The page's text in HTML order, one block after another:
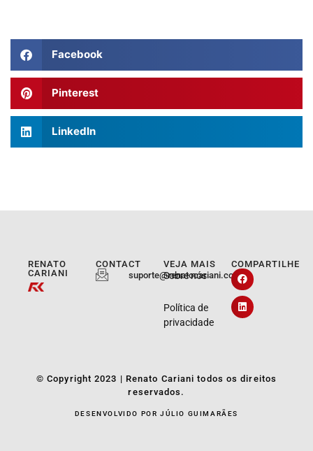
Facebook
Pinterest
LinkedIn
RENATO
CARIANI
CONTACT
suporte@renatocariani.com.br
VEJA MAIS
Sobre nós
Política de
privacidade
COMPARTILHE
© Copyright 2023 | Renato Cariani todos os direitos
reservados.
DESENVOLVIDO POR JÚLIO GUIMARÃES